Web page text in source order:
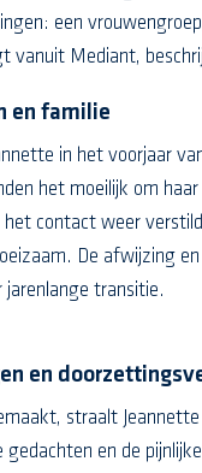
een
vanuit Mediant,
en familie
in het voorjaar
het moeilijk om
het contact weer
De afwijzing
jarenlange transitie.
en
straalt
en de